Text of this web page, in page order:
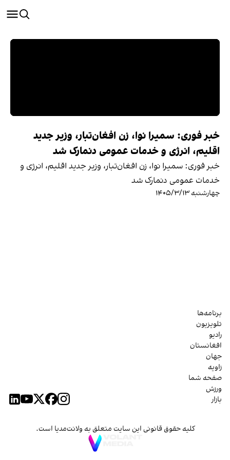
خبر فوری: سمیرا نوا، زن افغان‌تبار، وزیر جدید
اقلیم، انرژی و خدمات عمومی دنمارک شد
خبر فوری: سمیرا نوا، زن افغان‌تبار، وزیر جدید اقلیم، انرژی و
خدمات عمومی دنمارک شد
چهارشنبه ۱۴۰۵/۳/۱۳
برنامه‌ها
تلویزیون
رادیو
افغانستان
جهان
زاویه
صفحه شما
ورزش
بازار
کلیه حقوق قانونی این سایت متعلق به ولانت‌مدیا است.